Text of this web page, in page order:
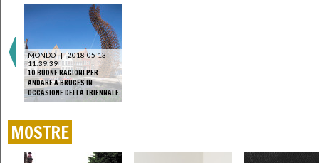
MONDO | 2018-05-13
11:39:39
10 BUONE RAGIONI PER
ANDARE A BRUGES IN
OCCASIONE DELLA TRIENNALE
MOSTRE